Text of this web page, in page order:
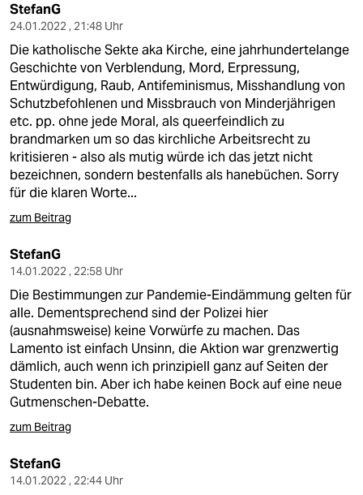
StefanG
24.01.2022 , 21:48 Uhr
Die katholische Sekte aka Kirche, eine jahrhundertelange
Geschichte von Verblendung, Mord, Erpressung,
Entwürdigung, Raub, Antifeminismus, Misshandlung von
Schutzbefohlenen und Missbrauch von Minderjährigen
etc. pp. ohne jede Moral, als queerfeindlich zu
brandmarken um so das kirchliche Arbeitsrecht zu
kritisieren - also als mutig würde ich das jetzt nicht
bezeichnen, sondern bestenfalls als hanebüchen. Sorry
für die klaren Worte...
zum Beitrag
StefanG
14.01.2022 , 22:58 Uhr
Die Bestimmungen zur Pandemie-Eindämmung gelten für
alle. Dementsprechend sind der Polizei hier
(ausnahmsweise) keine Vorwürfe zu machen. Das
Lamento ist einfach Unsinn, die Aktion war grenzwertig
dämlich, auch wenn ich prinzipiell ganz auf Seiten der
Studenten bin. Aber ich habe keinen Bock auf eine neue
Gutmenschen-Debatte.
zum Beitrag
StefanG
14.01.2022 , 22:44 Uhr